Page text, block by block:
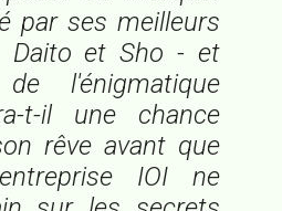
par ses meilleurs
Daito et Sho - et
l'énigmatique
t-il une chance
rêve avant que
IOI ne